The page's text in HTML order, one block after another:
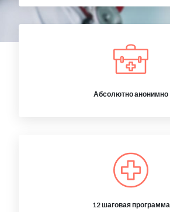
Абсолютно анонимно
12 шаговая программа